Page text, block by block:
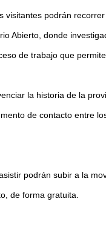
visitantes podrán
Abierto, donde
de trabajo que
la historia de la
de contacto entre
podrán subir a la
de forma gratuita.